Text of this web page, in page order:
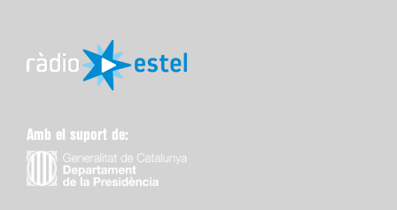
Amb el suport de: